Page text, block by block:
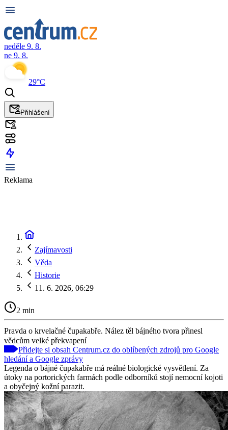
neděle 9. 8.
ne 9. 8.
29°C
Přihlášení
Reklama
Zajímavosti
Věda
Historie
11. 6. 2026, 06:29
2 min
Pravda o krvelačné čupakabře. Nález těl bájného tvora přinesl
vědcům velké překvapení
Přidejte si obsah Centrum.cz do oblíbených zdrojů pro Google
hledání a Google zprávy
Legenda o bájné čupakabře má reálné biologické vysvětlení. Za
útoky na portorických farmách podle odborníků stojí nemocní kojoti
a obyčejný kožní parazit.